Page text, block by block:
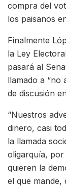
compra del
los paisanos
Finalmente
la Ley
pasará al
llamado a “no
de discusión
“Nuestros
dinero, casi
la llamada
oligarquía,
quieren la
el que mande,